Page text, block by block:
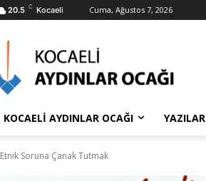
20.5 C Kocaeli Cuma, Ağustos 7, 2026
KOCAELİ AYDINLAR OCAĞI YAZILAR
Etnik Soruna Çanak Tutmak